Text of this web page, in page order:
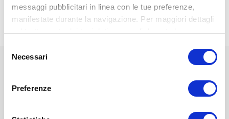
messaggi pubblicitari in linea con le tue preferenze,
manifestate durante la navigazione. Per maggiori dettagli
sul trattamento dei tuoi dati personali durante la
cookie, ti invitiamo a prendere visione dell’
informativa
. Chiudendo il banner tramite la “X” prosegui la
navigazione senza alcuna profilazione. Selezionando
“Accetta tutti i cookie” presti il tuo consenso alla
pagina dedicati ai cookie
delNecessari
Preferenze
Elementi